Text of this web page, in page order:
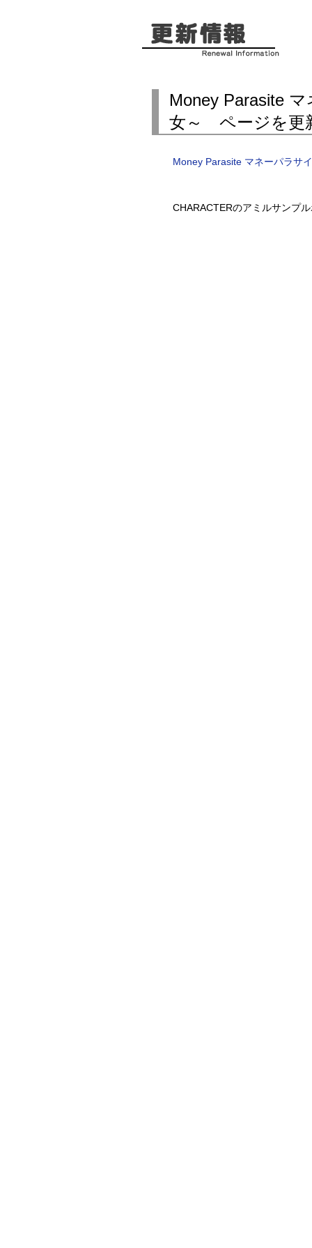
Money Parasite
女～ ページを更
Money Parasite マネーパラサ
CHARACTERのアミルサンプ